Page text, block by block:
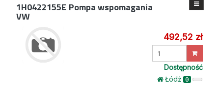
1H0422155E Pompa wspomagania
VW
492,52 zł
Dostępność
Łódż 0